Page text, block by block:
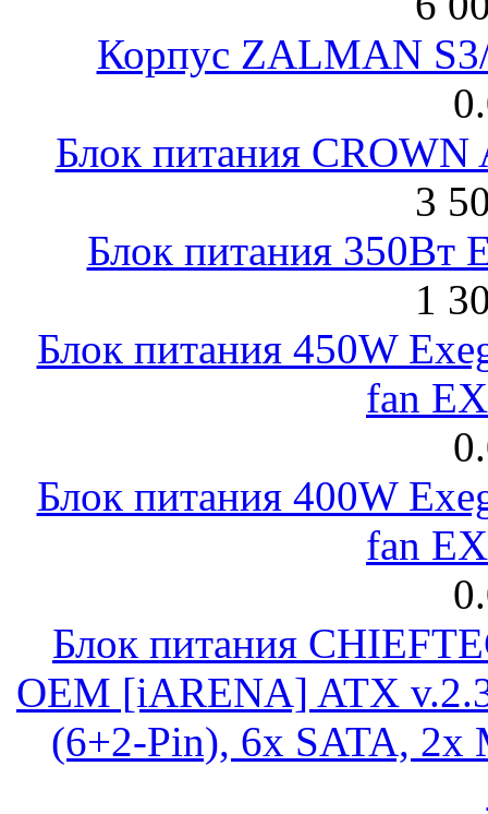
Корпус ZALMAN
Блок питания
3
Блок питания 350Вт
1
Блок питания 450W
fan
Блок питания 400W
fan
Блок питания
OEM [iARENA] ATX
(6+2-Pin), 6x SATA, 2x